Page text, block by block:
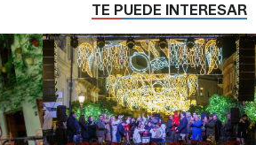
TE PUEDE INTERESAR